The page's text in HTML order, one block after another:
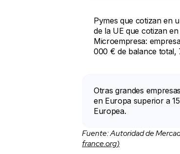
Pymes que cotizan en
de la UE que cotizan
Microempresa:
000 € de balance total,
Otras grandes
en Europa superior a
Europea.
Fuente: Autoridad de
france.org)